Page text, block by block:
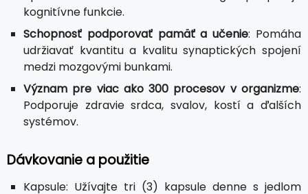
kognitívne funkcie.
Schopnosť podporovať pamäť a učenie: Pomáha
udržiavať kvantitu a kvalitu synaptických spojení
medzi mozgovými bunkami.
Význam pre viac ako 300 procesov v organizme:
Podporuje zdravie srdca, svalov, kostí a ďalších
systémov.
Dávkovanie a použitie
Kapsule: Užívajte tri (3) kapsule denne s jedlom